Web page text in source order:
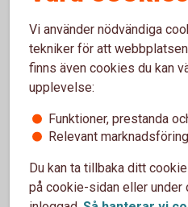
skickat filer som har
uteblir återrapporteringen för
att anslutningsdatum ej ligger
Vi använder nödvändiga
tekniker för att
finns även cookies du kan
upplevelse:
Funktioner, prestanda
Relevant marknadsföring
Du kan ta tillbaka ditt
på cookie-sidan eller under